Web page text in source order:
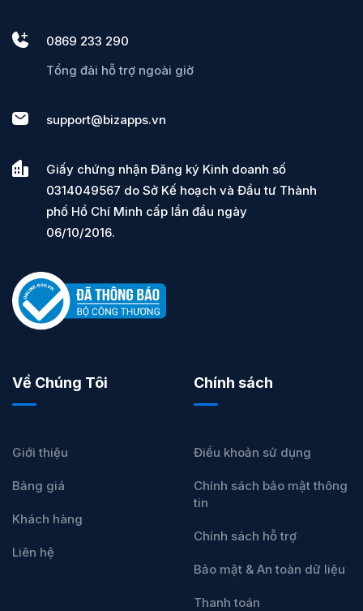
0869 233 290
Tổng đài hỗ trợ ngoài giờ
support@bizapps.vn
Giấy chứng nhận Đăng ký Kinh doanh số
0314049567 do Sở Kế hoạch và Đầu tư Thành
phố Hồ Chí Minh cấp lần đầu ngày
06/10/2016.
Về Chúng Tôi
Giới thiệu
Bảng giá
Khách hàng
Liên hệ
Chính sách
Điều khoản sử dụng
Chính sách bảo mật thông
tin
Chính sách hỗ trợ
Bảo mật & An toàn dữ liệu
Thanh toán